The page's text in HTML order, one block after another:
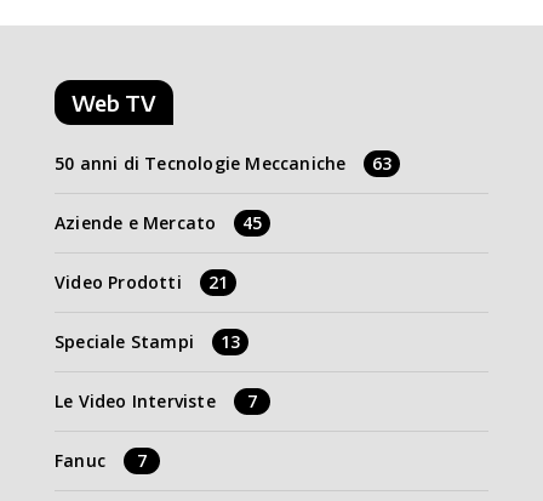
Web TV
50 anni di Tecnologie Meccaniche 63
Aziende e Mercato 45
Video Prodotti 21
Speciale Stampi 13
Le Video Interviste 7
Fanuc 7